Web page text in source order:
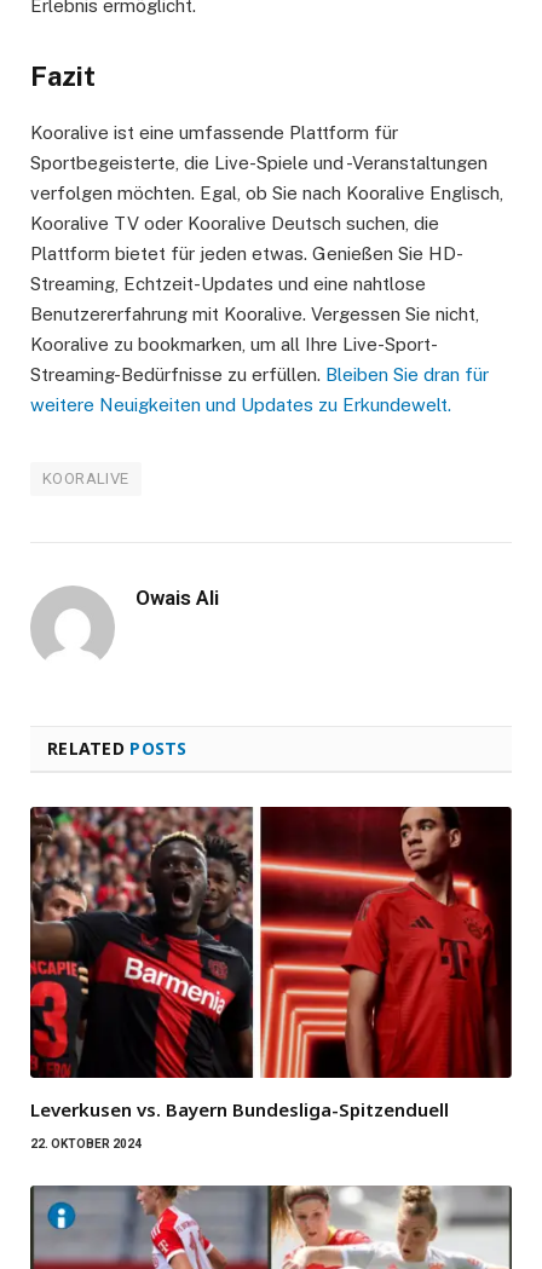
Erlebnis ermöglicht.
Fazit
Kooralive ist eine umfassende Plattform für
Sportbegeisterte, die Live-Spiele und -Veranstaltungen
verfolgen möchten. Egal, ob Sie nach Kooralive Englisch,
Kooralive TV oder Kooralive Deutsch suchen, die
Plattform bietet für jeden etwas. Genießen Sie HD-
Streaming, Echtzeit-Updates und eine nahtlose
Benutzererfahrung mit Kooralive. Vergessen Sie nicht,
Kooralive zu bookmarken, um all Ihre Live-Sport-
Streaming-Bedürfnisse zu erfüllen. Bleiben Sie dran für
weitere Neuigkeiten und Updates zu Erkundewelt.
KOORALIVE
Owais Ali
RELATED POSTS
Leverkusen vs. Bayern Bundesliga-Spitzenduell
22. OKTOBER 2024